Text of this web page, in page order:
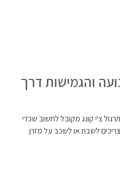
והגמישות דרך
צ'י קונג מקובל לחשוב שכדי
לשבת או לשכב על מזרן